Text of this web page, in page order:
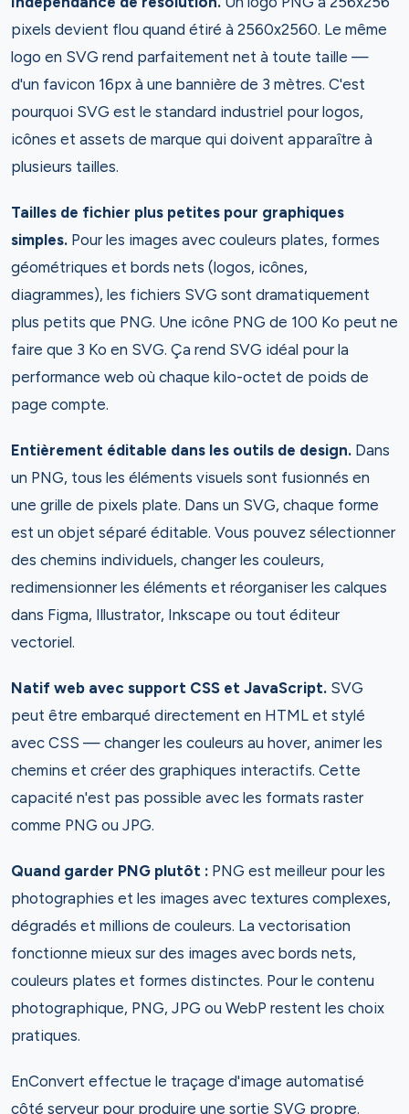
pixels devient flou quand étiré à 2560x2560. Le même
logo en SVG rend parfaitement net à toute taille —
d'un favicon 16px à une bannière de 3 mètres. C'est
pourquoi SVG est le standard industriel pour logos,
icônes et assets de marque qui doivent apparaître à
plusieurs tailles.
Tailles de fichier plus petites pour graphiques
simples. Pour les images avec couleurs plates, formes
géométriques et bords nets (logos, icônes,
diagrammes), les fichiers SVG sont dramatiquement
plus petits que PNG. Une icône PNG de 100 Ko peut ne
faire que 3 Ko en SVG. Ça rend SVG idéal pour la
performance web où chaque kilo-octet de poids de
page compte.
Entièrement éditable dans les outils de design. Dans
un PNG, tous les éléments visuels sont fusionnés en
une grille de pixels plate. Dans un SVG, chaque forme
est un objet séparé éditable. Vous pouvez sélectionner
des chemins individuels, changer les couleurs,
redimensionner les éléments et réorganiser les calques
dans Figma, Illustrator, Inkscape ou tout éditeur
vectoriel.
Natif web avec support CSS et JavaScript. SVG
peut être embarqué directement en HTML et stylé
avec CSS — changer les couleurs au hover, animer les
chemins et créer des graphiques interactifs. Cette
capacité n'est pas possible avec les formats raster
comme PNG ou JPG.
Quand garder PNG plutôt : PNG est meilleur pour les
photographies et les images avec textures complexes,
dégradés et millions de couleurs. La vectorisation
fonctionne mieux sur des images avec bords nets,
couleurs plates et formes distinctes. Pour le contenu
photographique, PNG, JPG ou WebP restent les choix
pratiques.
EnConvert effectue le traçage d'image automatisé
côté serveur pour produire une sortie SVG propre.